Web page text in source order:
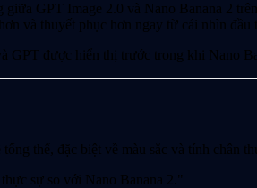
giữa GPT Image 2.0 và Nano Banana 2
và thuyết phục hơn ngay từ cái nhìn đầu
GPT được hiển thị trước trong khi Nano
thể, đặc biệt về màu sắc và tính chân
sự so với Nano Banana 2."